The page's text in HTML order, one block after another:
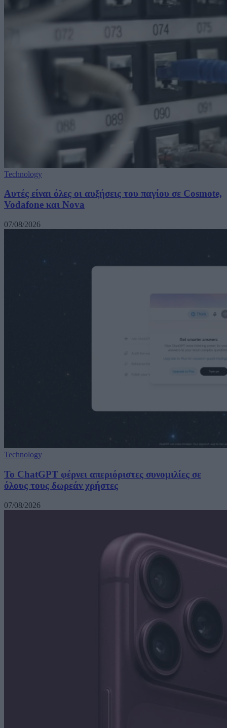
Technology
Αυτές είναι όλες οι αυξήσεις του παγίου σε Cosmote,
Vodafone και Nova
07/08/2026
Technology
Το ChatGPT φέρνει απεριόριστες συνομιλίες σε
όλους τους δωρεάν χρήστες
07/08/2026